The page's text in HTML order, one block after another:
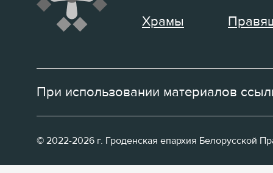
Храмы
При использовании материалов
© 2022-2026 г. Гроденская епархия Белорусской